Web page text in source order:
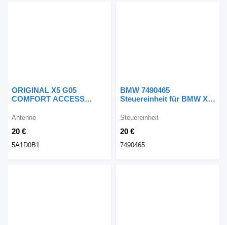
ORIGINAL X5 G05
COMFORT ACCESS
BMW X5 G05 Auto
20 €
Antenne
5A1D0B1
BMW 7490465
Steuereinheit für BMW X5
20 €
Steuereinheit
7490465